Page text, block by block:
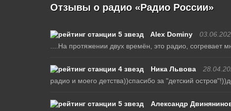
Отзывы о радио «Радио России»
Alex Dominy
....На протяжении двух времён, это радио, согревает
Ника Львова
радио и моего детства))спасибо за "детский
Александр